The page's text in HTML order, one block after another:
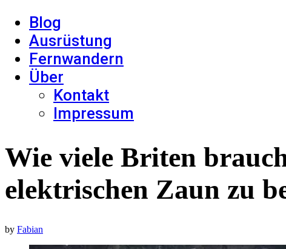
Blog
Ausrüstung
Fernwandern
Über
Kontakt
Impressum
Wie viele Briten
elektrischen Zaun zu
by Fabian